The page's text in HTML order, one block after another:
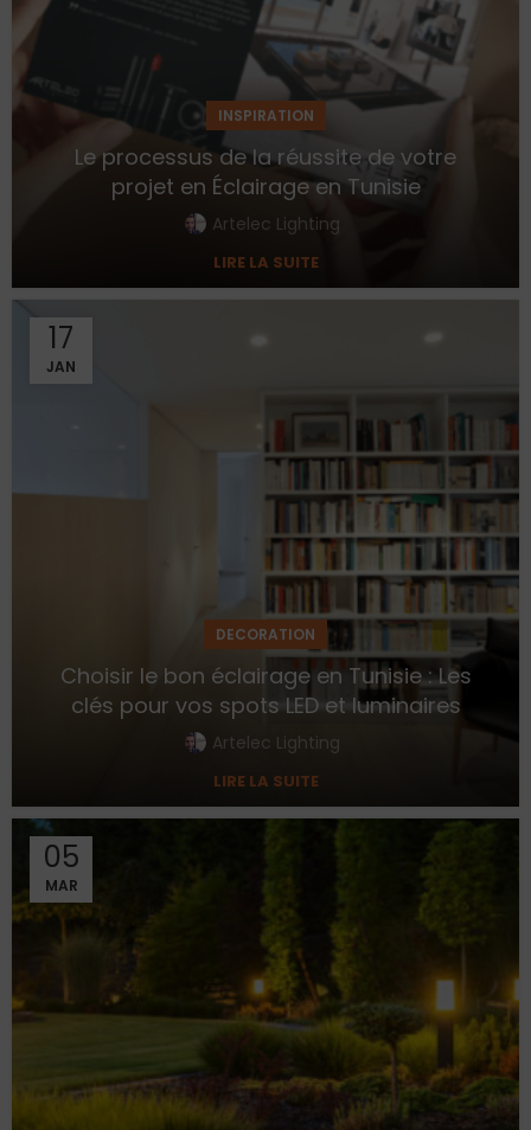
INSPIRATION
Le processus de la réussite de votre
projet en Éclairage en Tunisie
Artelec Lighting
LIRE LA SUITE
17
JAN
DECORATION
Choisir le bon éclairage en Tunisie : Les
clés pour vos spots LED et luminaires
Artelec Lighting
LIRE LA SUITE
05
MAR
ECLAIRAGE EXTERIEUR